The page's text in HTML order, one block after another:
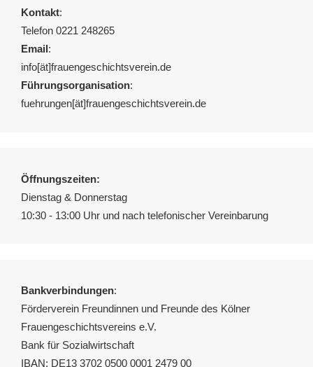
Kontakt:
Telefon 0221 248265
Email:
info[ät]frauengeschichtsverein.de
Führungsorganisation:
fuehrungen[ät]frauengeschichtsverein.de
Öffnungszeiten:
Dienstag & Donnerstag
10:30 - 13:00 Uhr und nach telefonischer Vereinbarung
Bankverbindungen:
Förderverein Freundinnen und Freunde des Kölner
Frauengeschichtsvereins e.V.
Bank für Sozialwirtschaft
IBAN: DE13 3702 0500 0001 2479 00